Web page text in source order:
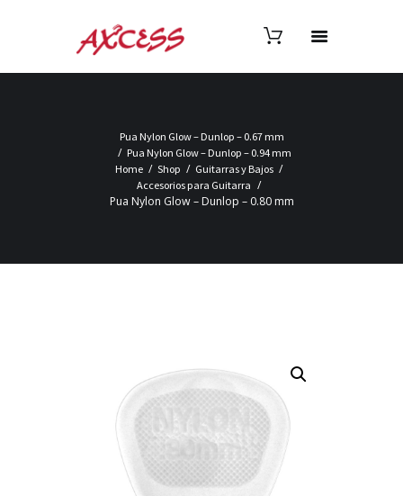
Pua Nylon Glow – Dunlop – 0.67 mm
Pua Nylon Glow – Dunlop – 0.94 mm
Home
Shop
Guitarras y Bajos
Accesorios para Guitarra
Pua Nylon Glow – Dunlop – 0.80 mm